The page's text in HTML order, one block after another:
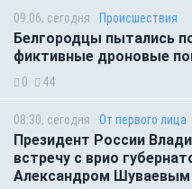
09:06, сегодня Происшествия
Белгородцы пытались
фиктивные дроновые
0 44
08:30, сегодня От первого лица
Президент России
встречу с врио
Александром Шуваевым